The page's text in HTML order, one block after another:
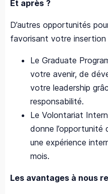
Et après ?
D’autres opportunités
favorisant votre insertion
Le Graduate
votre avenir, de
votre leadership
responsabilité.
Le Volontariat
donne l’opportunité
une expérience
mois.
Les avantages à nous